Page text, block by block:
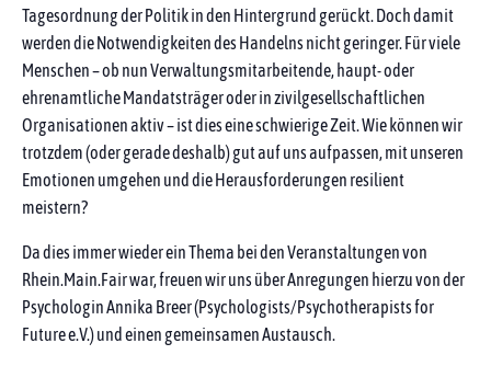
Tagesordnung der Politik in den Hintergrund gerückt. Doch damit
werden die Notwendigkeiten des Handelns nicht geringer. Für viele
Menschen – ob nun Verwaltungsmitarbeitende, haupt- oder
ehrenamtliche Mandatsträger oder in zivilgesellschaftlichen
Organisationen aktiv – ist dies eine schwierige Zeit. Wie können wir
trotzdem (oder gerade deshalb) gut auf uns aufpassen, mit unseren
Emotionen umgehen und die Herausforderungen resilient
meistern?
Da dies immer wieder ein Thema bei den Veranstaltungen von
Rhein.Main.Fair war, freuen wir uns über Anregungen hierzu von der
Psychologin Annika Breer (Psychologists/Psychotherapists for
Future e.V.) und einen gemeinsamen Austausch.